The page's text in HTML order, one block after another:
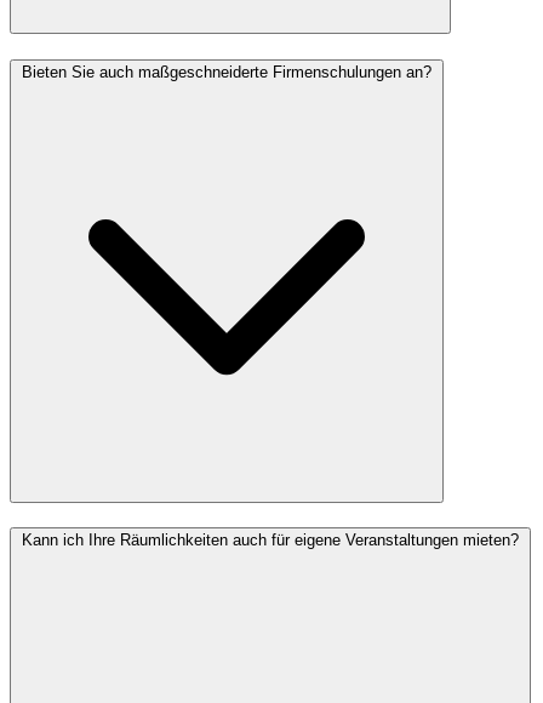
Bieten Sie auch maßgeschneiderte Firmenschulungen an?
Kann ich Ihre Räumlichkeiten auch für eigene Veranstaltungen mieten?